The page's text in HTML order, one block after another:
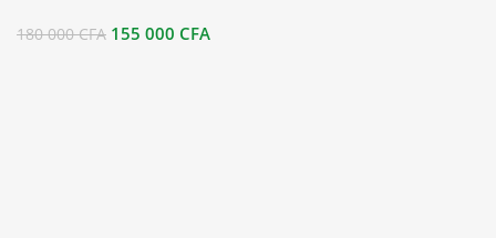
180 000CFA 155 000 CFA